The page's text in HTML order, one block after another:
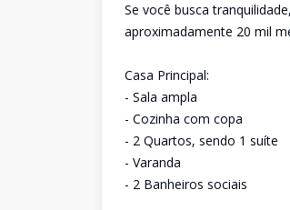
Se você busca
aproximadamente 20 mil
Casa Principal:
- Sala ampla
- Cozinha com copa
- 2 Quartos, sendo 1 suíte
- Varanda
- 2 Banheiros sociais